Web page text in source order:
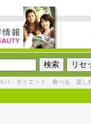
パ・ダイエット、食べる、楽し